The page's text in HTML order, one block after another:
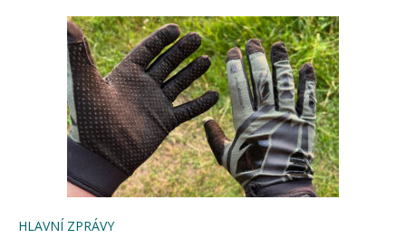
HLAVNÍ ZPRÁVY